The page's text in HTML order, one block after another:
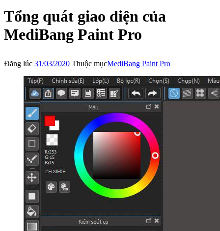
Tổng quát giao diện của
MediBang Paint Pro
Đăng lúc 31/03/2020 Thuộc mụcMediBang Paint Pro